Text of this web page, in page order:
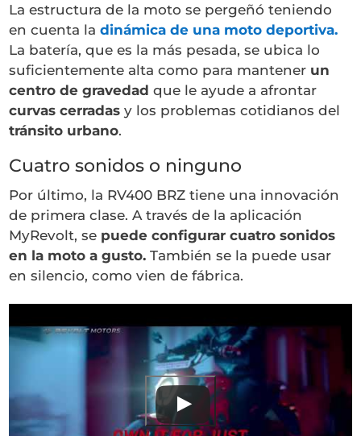
La estructura de la moto se pergeñó teniendo
en cuenta ladinámica de una moto deportiva.
La batería, que es la más pesada, se ubica lo
suficientemente alta como para mantener un
centro de gravedad que le ayude a afrontar
curvas cerradas y los problemas cotidianos del
tránsito urbano.
Cuatro sonidos o ninguno
Por último, la RV400 BRZ tiene una innovación
de primera clase. A través de la aplicación
MyRevolt, se puede configurar cuatro sonidos
en la moto a gusto. También se la puede usar
en silencio, como vien de fábrica.
Ver este vídeo en YouTube